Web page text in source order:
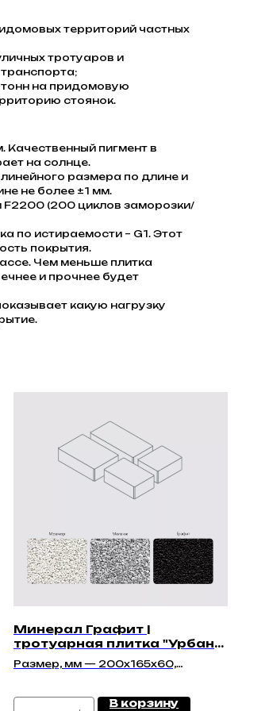
территорий частных
тротуаров и
тонн на придомовую
стоянок.
Качественный пигмент в
на солнце.
размера по длине и
не более ±1 мм.
(200 циклов заморозки/
по истираемости – G1. Этот
покрытия.
Чем меньше плитка
и прочнее будет
какую нагрузку
Минерал Графит |
тротуарная плитка "Урбан
60мм" | Гладкая
Размер, мм — 200х165х60,
В корзину